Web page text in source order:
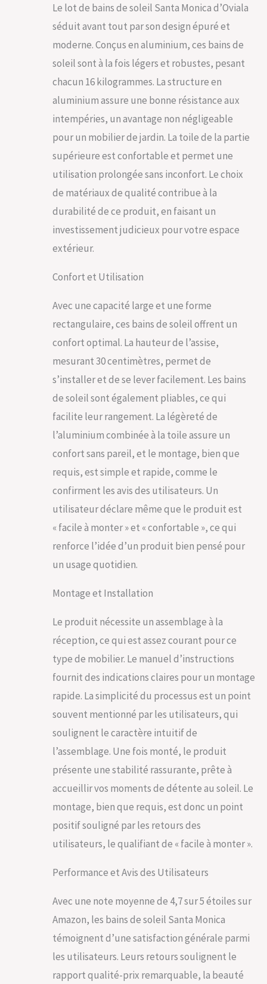
pour passer du mode
lecture au mode
longueur 190 cm x
Largeur totale 70 cm
Hauteur de l'assise
30 cm. Largeur du
textilène 60 cm. Ses
deux petites roues
vous permettent de
le positionner où
vous le souhaitez
Le lot de bains de soleil Santa Monica d’Oviala
séduit avant tout par son design épuré et
moderne. Conçus en aluminium, ces bains de
soleil sont à la fois légers et robustes, pesant
chacun 16 kilogrammes. La structure en
aluminium assure une bonne résistance aux
intempéries, un avantage non négligeable
pour un mobilier de jardin. La toile de la partie
supérieure est confortable et permet une
utilisation prolongée sans inconfort. Le choix
de matériaux de qualité contribue à la
durabilité de ce produit, en faisant un
investissement judicieux pour votre espace
extérieur.
Confort et Utilisation
Avec une capacité large et une forme
rectangulaire, ces bains de soleil offrent un
confort optimal. La hauteur de l’assise,
mesurant 30 centimètres, permet de
s’installer et de se lever facilement. Les bains
de soleil sont également pliables, ce qui
facilite leur rangement. La légèreté de
l’aluminium combinée à la toile assure un
confort sans pareil, et le montage, bien que
requis, est simple et rapide, comme le
confirment les avis des utilisateurs. Un
utilisateur déclare même que le produit est
« facile à monter » et « confortable », ce qui
renforce l’idée d’un produit bien pensé pour
un usage quotidien.
Montage et Installation
Le produit nécessite un assemblage à la
réception, ce qui est assez courant pour ce
type de mobilier. Le manuel d’instructions
fournit des indications claires pour un montage
rapide. La simplicité du processus est un point
souvent mentionné par les utilisateurs, qui
soulignent le caractère intuitif de
l’assemblage. Une fois monté, le produit
présente une stabilité rassurante, prête à
accueillir vos moments de détente au soleil. Le
montage, bien que requis, est donc un point
positif souligné par les retours des
utilisateurs, le qualifiant de « facile à monter ».
Performance et Avis des Utilisateurs
Avec une note moyenne de 4,7 sur 5 étoiles sur
Amazon, les bains de soleil Santa Monica
témoignent d’une satisfaction générale parmi
les utilisateurs. Leurs retours soulignent le
rapport qualité-prix remarquable, la beauté